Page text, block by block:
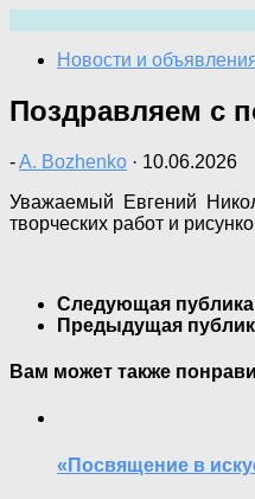
содержимому
Новости и
Поздравляем с
-A. Bozhenko · 10.06.2026
Уважаемый Евгений
творческих работ и
Следующая
Предыдущая
Вам может также
«Посвящение в